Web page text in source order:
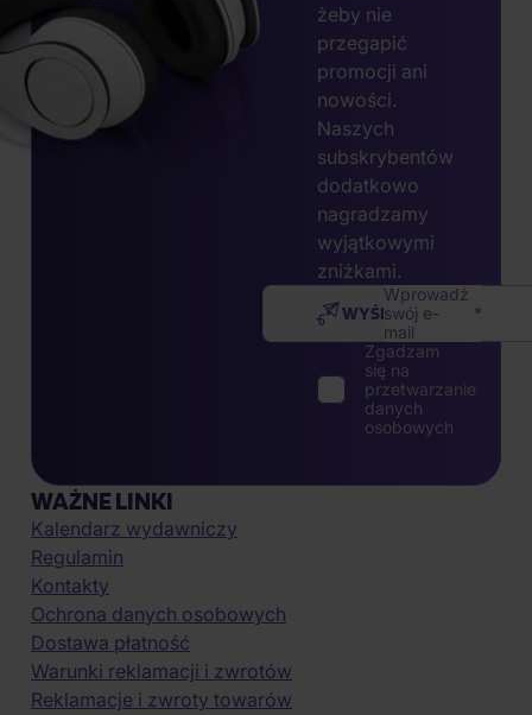
żeby nie
przegapić
promocji ani
nowości.
Naszych
subskrybentów
dodatkowo
nagradzamy
wyjątkowymi
zniżkami.
Wprowadź
swój e-
mail
WYŚLIJ
Zgadzam
się na
przetwarzanie
danych
osobowych
WAŻNE LINKI
Kalendarz wydawniczy
Regulamin
Kontakty
Ochrona danych osobowych
Dostawa płatność
Warunki reklamacji i zwrotów
Reklamacje i zwroty towarów